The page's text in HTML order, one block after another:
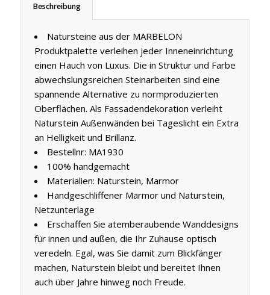
Beschreibung
Natursteine aus der MARBELON
Produktpalette verleihen jeder Inneneinrichtung
einen Hauch von Luxus. Die in Struktur und Farbe
abwechslungsreichen Steinarbeiten sind eine
spannende Alternative zu normproduzierten
Oberflächen. Als Fassadendekoration verleiht
Naturstein Außenwänden bei Tageslicht ein Extra
an Helligkeit und Brillanz.
Bestellnr: MA1930
100% handgemacht
Materialien: Naturstein, Marmor
Handgeschliffener Marmor und Naturstein,
Netzunterlage
Erschaffen Sie atemberaubende Wanddesigns
für innen und außen, die Ihr Zuhause optisch
veredeln. Egal, was Sie damit zum Blickfänger
machen, Naturstein bleibt und bereitet Ihnen
auch über Jahre hinweg noch Freude.